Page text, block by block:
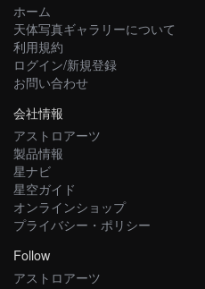
ホーム
天体写真ギャラリーについて
利用規約
ログイン/新規登録
お問い合わせ
会社情報
アストロアーツ
製品情報
星ナビ
星空ガイド
オンラインショップ
プライバシー・ポリシー
Follow
アストロアーツ